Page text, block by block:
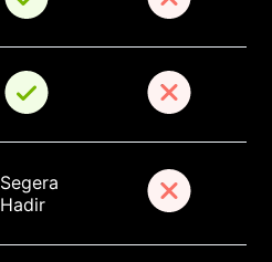
Segera
Hadir